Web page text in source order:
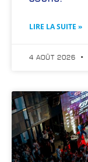
LIRE LA SUITE »
4 AOÛT 2026